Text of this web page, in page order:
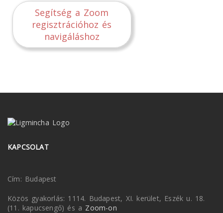
Segítség a Zoom
regisztrációhoz és
navigáláshoz
KAPCSOLAT
Cím: Budapest
Közös gyakorlás: 1114. Budapest, XI. kerület, Eszék u. 18.
(11. kapucsengő) és a Zoom-on